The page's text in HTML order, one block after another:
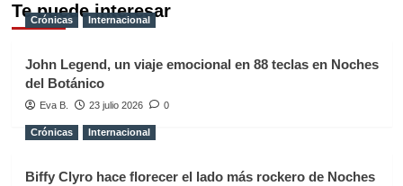
Te puede interesar
Crónicas Internacional
John Legend, un viaje emocional en 88 teclas en Noches
del Botánico
Eva B. 23 julio 2026 0
Crónicas Internacional
Biffy Clyro hace florecer el lado más rockero de Noches